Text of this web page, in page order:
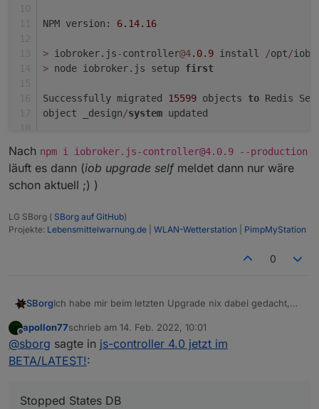
NPM version: 6.14.16
> iobroker.js-controller@4.0.9 install /opt/
> node iobroker.js setup first
Successfully migrated 15599 objects to Redis
object _design/system updated
States database error: connect ECONNREFUSED
States database error: connect ECONNREFUSED
States database error:
States database error:
States database error: connect ECONNREFUSED
ECONNREFUSED
Nach npm i iobroker.js-controller@4.0.9 --production
läuft es dann (iob upgrade selfmeldet dann nur wäre
schon aktuell ;) )
LG SBorg ( SBorg auf GitHub)
Projekte: Lebensmittelwarnung.de WLAN-Wetterstation PimpMyStation
0
SBorgIch habe mir beim letzten Upgrade nix dabei gedacht,
iob upgrade self
Update js-controller from @4.0.8 to @4.0.9
Stopped Objects DB
Installing iobroker.js-controller@4.0.9...
Nachnpm i iobroker.js-controller@4.0.9 --
production
Offline
apollon77schrieb am 14. Feb. 2022, 10:01
zuletzt editiert von
@sborg sagte in js-controller 4.0 jetzt im
BETA/LATEST!:
Stopped States DB